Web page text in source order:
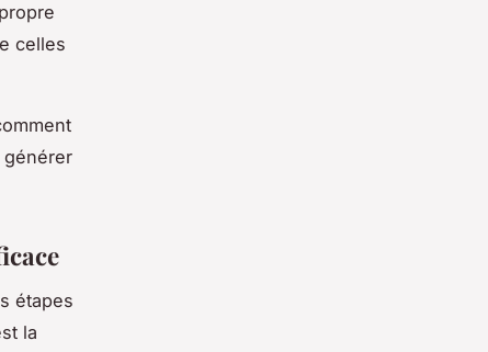
celles
générer
étapes
la